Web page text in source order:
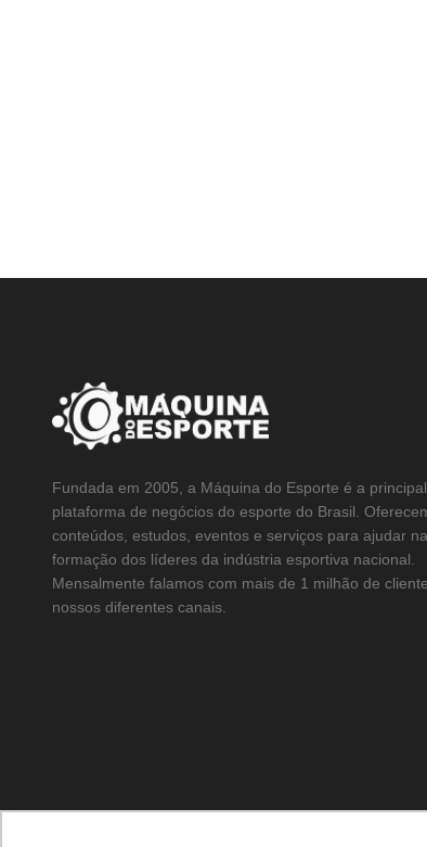
Fundada em 2005, a Máquina do Esporte é a principal
plataforma de negócios do esporte do Brasil.
conteúdos, estudos, eventos e serviços para ajudar na
formação dos líderes da indústria esportiva nacional.
Mensalmente falamos com mais de 1 milhão de
nossos diferentes canais.